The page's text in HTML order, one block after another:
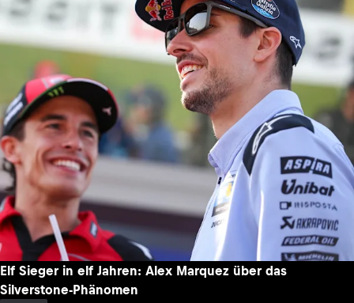
Elf Sieger in elf Jahren: Alex Marquez über das
Silverstone-Phänomen